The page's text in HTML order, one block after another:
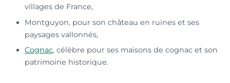
villages de France,
Montguyon, pour son château en ruines et ses
paysages vallonnés,
Cognac, célèbre pour ses maisons de cognac et son
patrimoine historique.